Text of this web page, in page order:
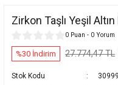
Zirkon Taşlı Yeşil
0 Puan - 0 Yorum
%30 İndirim 27.774,47 TL
Stok Kodu